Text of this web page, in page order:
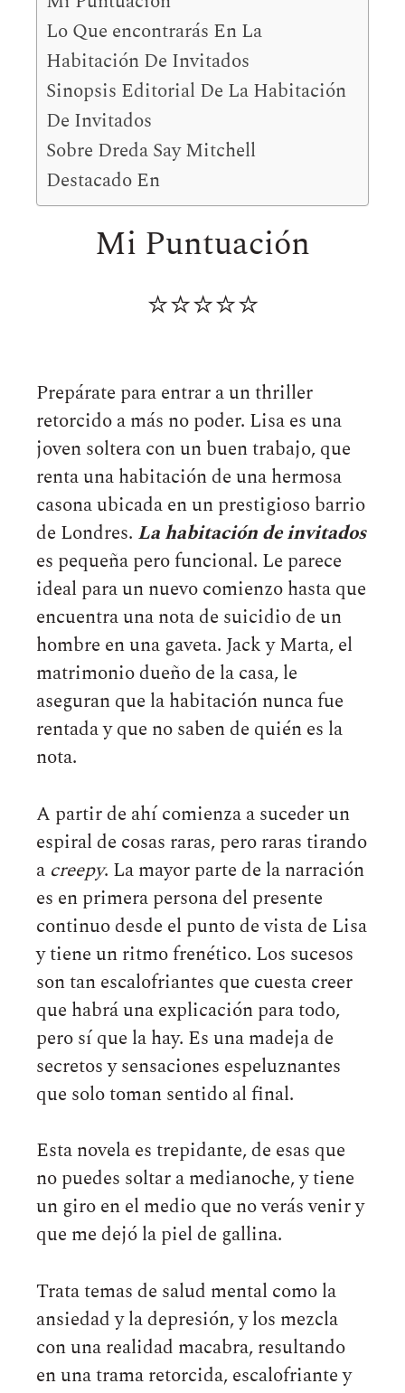
Lo Que encontrarás En La
Habitación De Invitados
Sinopsis Editorial De La Habitación
De Invitados
Sobre Dreda Say Mitchell
Destacado En
Mi Puntuación
⭐⭐⭐⭐⭐
Prepárate para entrar a un thriller
retorcido a más no poder. Lisa es una
joven soltera con un buen trabajo, que
renta una habitación de una hermosa
casona ubicada en un prestigioso barrio
de Londres. La habitación de invitados
es pequeña pero funcional. Le parece
ideal para un nuevo comienzo hasta que
encuentra una nota de suicidio de un
hombre en una gaveta. Jack y Marta, el
matrimonio dueño de la casa, le
aseguran que la habitación nunca fue
rentada y que no saben de quién es la
nota.
A partir de ahí comienza a suceder un
espiral de cosas raras, pero raras tirando
a creepy. La mayor parte de la narración
es en primera persona del presente
continuo desde el punto de vista de Lisa
y tiene un ritmo frenético. Los sucesos
son tan escalofriantes que cuesta creer
que habrá una explicación para todo,
pero sí que la hay. Es una madeja de
secretos y sensaciones espeluznantes
que solo toman sentido al final.
Esta novela es trepidante, de esas que
no puedes soltar a medianoche, y tiene
un giro en el medio que no verás venir y
que me dejó la piel de gallina.
Trata temas de salud mental como la
ansiedad y la depresión, y los mezcla
con una realidad macabra, resultando
en una trama retorcida, escalofriante y